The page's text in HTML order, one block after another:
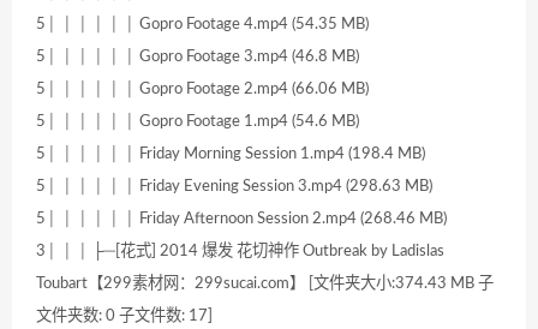
5│ │ │ │ │ │ Gopro Footage 4.mp4 (54.35 MB)
5│ │ │ │ │ │ Gopro Footage 3.mp4 (46.8 MB)
5│ │ │ │ │ │ Gopro Footage 2.mp4 (66.06 MB)
5│ │ │ │ │ │ Gopro Footage 1.mp4 (54.6 MB)
5│ │ │ │ │ │ Friday Morning Session 1.mp4 (198.4 MB)
5│ │ │ │ │ │ Friday Evening Session 3.mp4 (298.63 MB)
5│ │ │ │ │ │ Friday Afternoon Session 2.mp4 (268.46 MB)
3│ │ │ ├─[花式] 2014 爆发 花切神作 Outbreak by Ladislas
Toubart【299素材网：299sucai.com】 [文件夹大小:374.43 MB 子
文件夹数: 0 子文件数: 17]